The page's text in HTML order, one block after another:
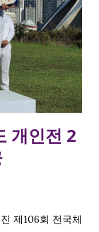
개인전 2
제106회 전국체